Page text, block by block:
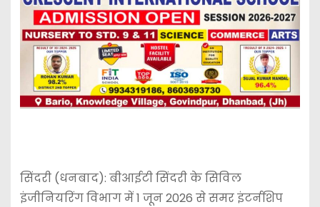
सिंदरी (धनबाद): बीआईटी सिंदरी के सिविल
इंजीनियरिंग विभाग में 1 जून 2026 से समर इंटर्नशिप